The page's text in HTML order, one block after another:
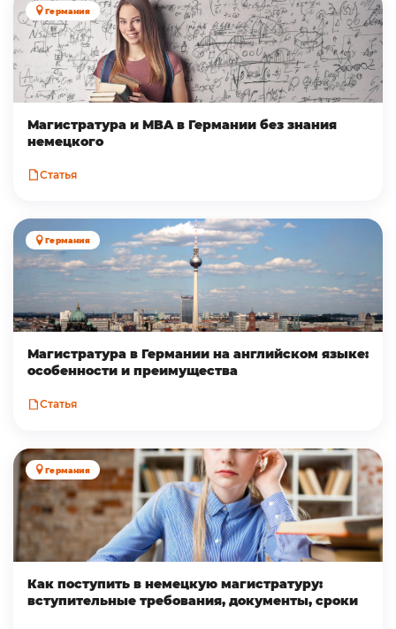
Германия
Магистратура и MBA в Германии без знания
немецкого
Статья
Германия
Магистратура в Германии на английском языке:
особенности и преимущества
Статья
Германия
Как поступить в немецкую магистратуру:
вступительные требования, документы, сроки